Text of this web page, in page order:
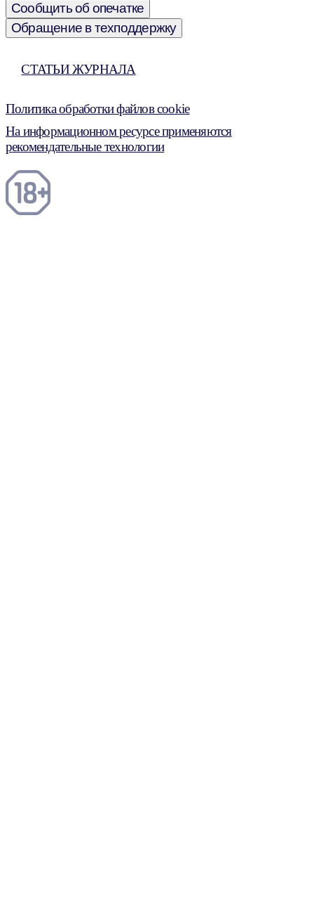
Сообщить об опечатке
Обращение в техподдержку
СТАТЬИ ЖУРНАЛА
Политика обработки файлов cookie
На информационном ресурсе применяются
рекомендательные технологии